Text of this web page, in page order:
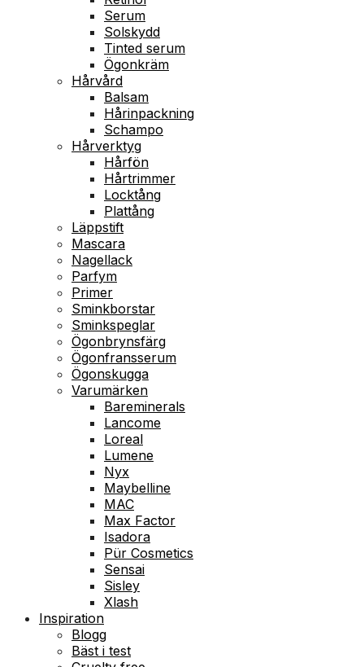
Serum
Solskydd
Tinted serum
Ögonkräm
Hårvård
Balsam
Hårinpackning
Schampo
Hårverktyg
Hårfön
Hårtrimmer
Locktång
Plattång
Läppstift
Mascara
Nagellack
Parfym
Primer
Sminkborstar
Sminkspeglar
Ögonbrynsfärg
Ögonfransserum
Ögonskugga
Varumärken
Bareminerals
Lancome
Loreal
Lumene
Nyx
Maybelline
MAC
Max Factor
Isadora
Pür Cosmetics
Sensai
Sisley
Xlash
Inspiration
Blogg
Bäst i test